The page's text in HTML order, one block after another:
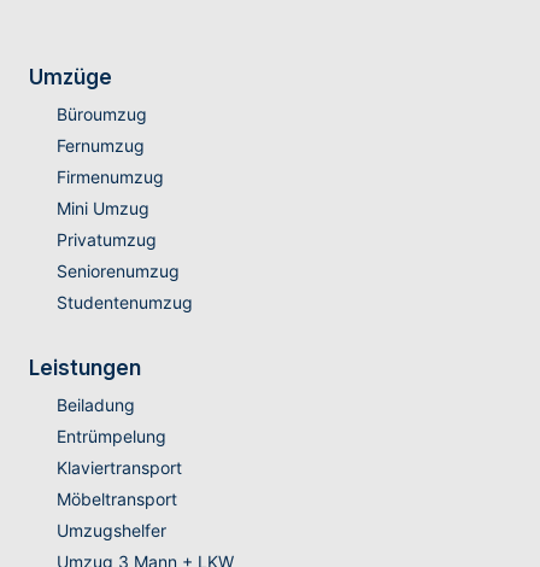
Umzüge
Büroumzug
Fernumzug
Firmenumzug
Mini Umzug
Privatumzug
Seniorenumzug
Studentenumzug
Leistungen
Beiladung
Entrümpelung
Klaviertransport
Möbeltransport
Umzugshelfer
Umzug 3 Mann + LKW